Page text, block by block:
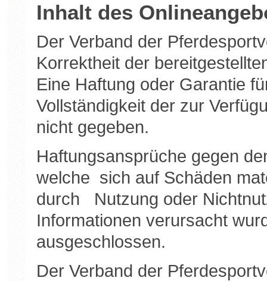
Inhalt des
Der Verband der
Korrektheit der
Eine Haftung oder Garantie
Vollständigkeit der zur
nicht gegeben.
Haftungsansprüche gegen
welche sich auf Schäden
durch Nutzung oder
Informationen verursacht
ausgeschlossen.
Der Verband der